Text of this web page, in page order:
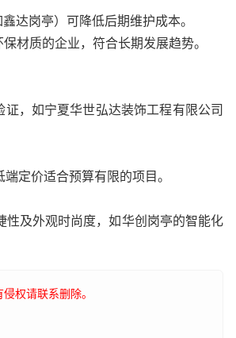
达岗亭）可降低后期维护成本。
材质的企业，符合长期发展趋势。
，如宁夏华世弘达装饰工程有限公司
定价适合预算有限的项目。
及外观时尚度，如华创岗亭的智能化
权请联系删除。